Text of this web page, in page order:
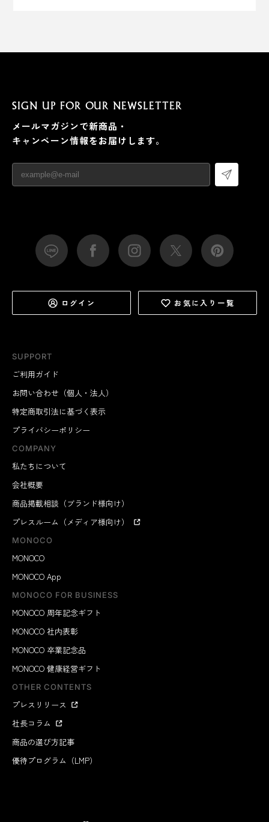
SUPPORT
ご利用ガイド
お問い合わせ（個人・法人）
特定商取引法に基づく表示
プライバシーポリシー
COMPANY
私たちについて
会社概要
商品掲載相談（ブランド様向け）
プレスルーム（メディア様向け）
MONOCO
MONOCO
MONOCO App
MONOCO FOR BUSINESS
MONOCO 周年記念ギフト
MONOCO 社内表彰
MONOCO 卒業記念品
MONOCO 健康経営ギフト
OTHER CONTENTS
プレスリリース
社長コラム
商品の選び方記事
優待プログラム（LMP）
SIGN UP FOR OUR NEWSLETTER
メールマガジンで新商品・
キャンペーン情報をお届けします。
ログイン お気に入り一覧